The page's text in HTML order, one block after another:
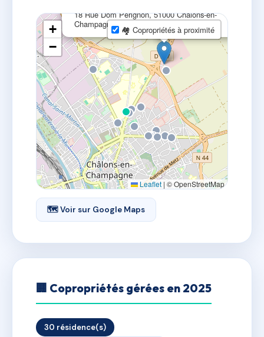
18 Rue Dom Pérignon, 51000 Châlons-en-
Champagne, France
+
−
🏘 Copropriétés à proximité
Leaflet | © OpenStreetMap
🗺 Voir sur Google Maps
🏢 Copropriétés gérées en 2025
30 résidence(s)